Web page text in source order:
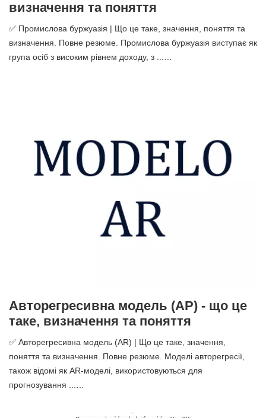
визначення та поняття
✅ Промислова буржуазія | Що це таке, значення, поняття та
визначення. Повне резюме. Промислова буржуазія виступає як
група осіб з високим рівнем доходу, з ...…
Авторегресивна модель (АР) - що це
таке, визначення та поняття
✅ Авторегресивна модель (AR) | Що це таке, значення,
поняття та визначення. Повне резюме. Моделі авторегресії,
також відомі як AR-моделі, використовуються для
прогнозування ...…